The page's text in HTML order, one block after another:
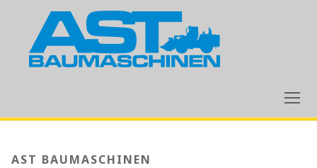
INHALT
SPRINGEN
AST BAUMASCHINEN